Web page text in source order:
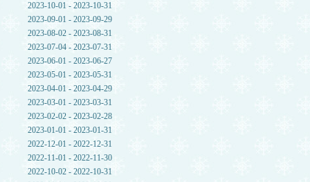
2023-10-01 - 2023-10-31
2023-09-01 - 2023-09-29
2023-08-02 - 2023-08-31
2023-07-04 - 2023-07-31
2023-06-01 - 2023-06-27
2023-05-01 - 2023-05-31
2023-04-01 - 2023-04-29
2023-03-01 - 2023-03-31
2023-02-02 - 2023-02-28
2023-01-01 - 2023-01-31
2022-12-01 - 2022-12-31
2022-11-01 - 2022-11-30
2022-10-02 - 2022-10-31